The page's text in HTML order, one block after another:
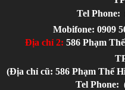
Tel Phone:
Mobifone: 0909
Địa chỉ 2: 586 Phạm
(Địa chỉ cũ: 586 Phạm Thế
Tel Phone: